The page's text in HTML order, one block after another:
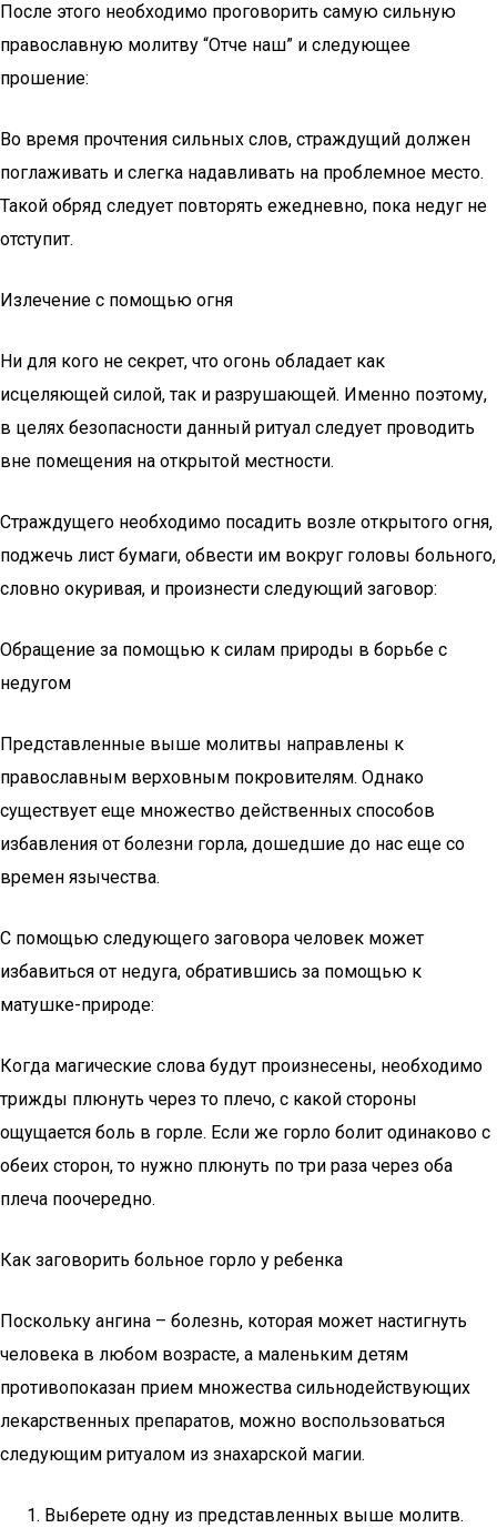
После этого необходимо проговорить самую сильную
православную молитву “Отче наш” и следующее
прошение:
Во время прочтения сильных слов, страждущий должен
поглаживать и слегка надавливать на проблемное место.
Такой обряд следует повторять ежедневно, пока недуг не
отступит.
Излечение с помощью огня
Ни для кого не секрет, что огонь обладает как
исцеляющей силой, так и разрушающей. Именно поэтому,
в целях безопасности данный ритуал следует проводить
вне помещения на открытой местности.
Страждущего необходимо посадить возле открытого огня,
поджечь лист бумаги, обвести им вокруг головы больного,
словно окуривая, и произнести следующий заговор:
Обращение за помощью к силам природы в борьбе с
недугом
Представленные выше молитвы направлены к
православным верховным покровителям. Однако
существует еще множество действенных способов
избавления от болезни горла, дошедшие до нас еще со
времен язычества.
С помощью следующего заговора человек может
избавиться от недуга, обратившись за помощью к
матушке-природе:
Когда магические слова будут произнесены, необходимо
трижды плюнуть через то плечо, с какой стороны
ощущается боль в горле. Если же горло болит одинаково с
обеих сторон, то нужно плюнуть по три раза через оба
плеча поочередно.
Как заговорить больное горло у ребенка
Поскольку ангина – болезнь, которая может настигнуть
человека в любом возрасте, а маленьким детям
противопоказан прием множества сильнодействующих
лекарственных препаратов, можно воспользоваться
следующим ритуалом из знахарской магии.
Выберете одну из представленных выше молитв.